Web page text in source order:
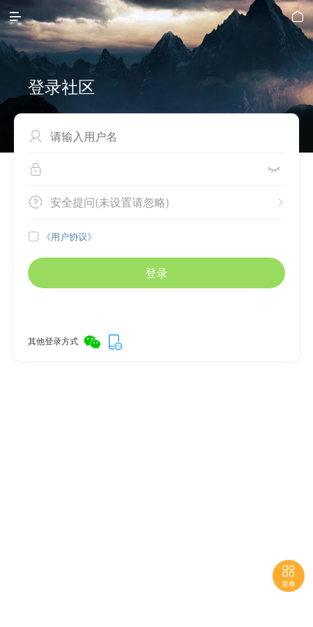
 
登录社区

 
 
安全提问(未设置请忽略)
 《用户协议》
登录
其他登录方式

菜单